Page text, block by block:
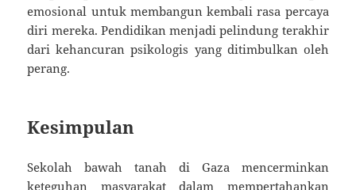
emosional untuk membangun kembali rasa percaya
diri mereka. Pendidikan menjadi pelindung terakhir
dari kehancuran psikologis yang ditimbulkan oleh
perang.
Kesimpulan
Sekolah bawah tanah di Gaza mencerminkan
keteguhan masyarakat dalam mempertahankan